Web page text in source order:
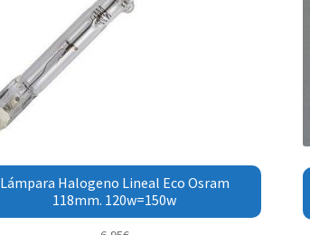
Lámpara Halogeno Lineal Eco Osram
118mm. 120w=150w